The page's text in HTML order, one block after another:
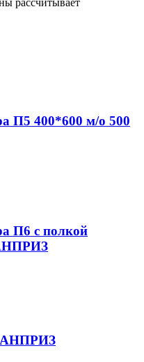
рассчитывает
П5 400*600 м/о 500
П6 с полкой